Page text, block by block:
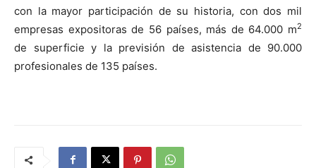
con la mayor participación de su historia, con dos mil
empresas expositoras de 56 países, más de 64.000 m2
de superficie y la previsión de asistencia de 90.000
profesionales de 135 países.